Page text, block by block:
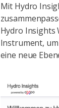
Mit Hydro
Hydro Insights
Instrument,
eine neue